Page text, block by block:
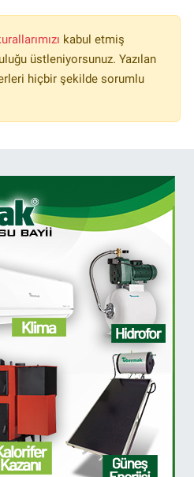
kabul etmiş
üstleniyorsunuz. Yazılan
hiçbir şekilde sorumlu